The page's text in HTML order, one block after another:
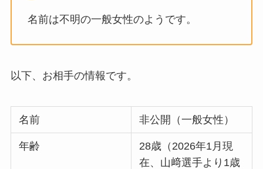
名前は不明の一般女性のようです。
以下、お相手の情報です。
名前 非公開（一般女性）
年齢
28歳（2026年1月現
在、山﨑選手より1歳